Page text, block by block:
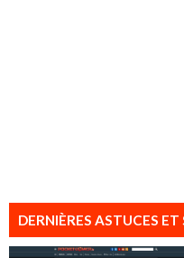
DERNIÈRES ASTUCES ET